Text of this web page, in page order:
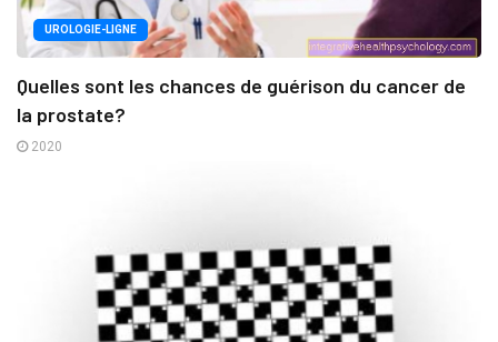
UROLOGIE-LIGNE
Quelles sont les chances de guérison du cancer de
la prostate?
2020